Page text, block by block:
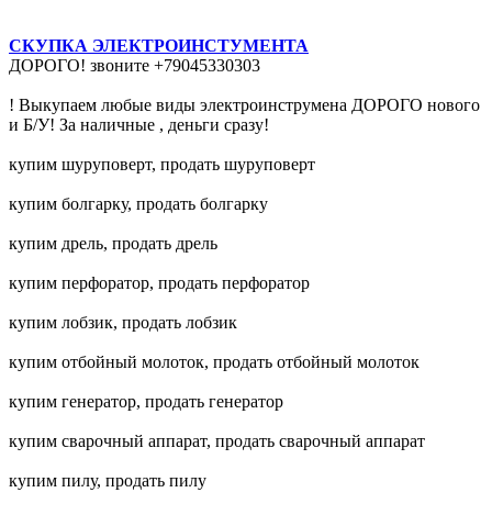
СКУПКА ЭЛЕКТРОИНСТУМЕНТА
ДОРОГО! звоните +79045330303
! Выкупаем любые виды электроинструмена ДОРОГО нового
и Б/У! За наличные , деньги сразу!
купим шуруповерт, продать шуруповерт
купим болгарку, продать болгарку
купим дрель, продать дрель
купим перфоратор, продать перфоратор
купим лобзик, продать лобзик
купим отбойный молоток, продать отбойный молоток
купим генератор, продать генератор
купим сварочный аппарат, продать сварочный аппарат
купим пилу, продать пилу